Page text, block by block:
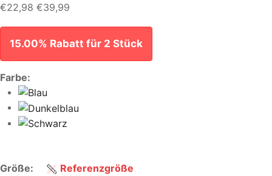
€22,98 €39,99
15.00% Rabatt für 2 Stück
Farbe:
Größe:
Referenzgröße